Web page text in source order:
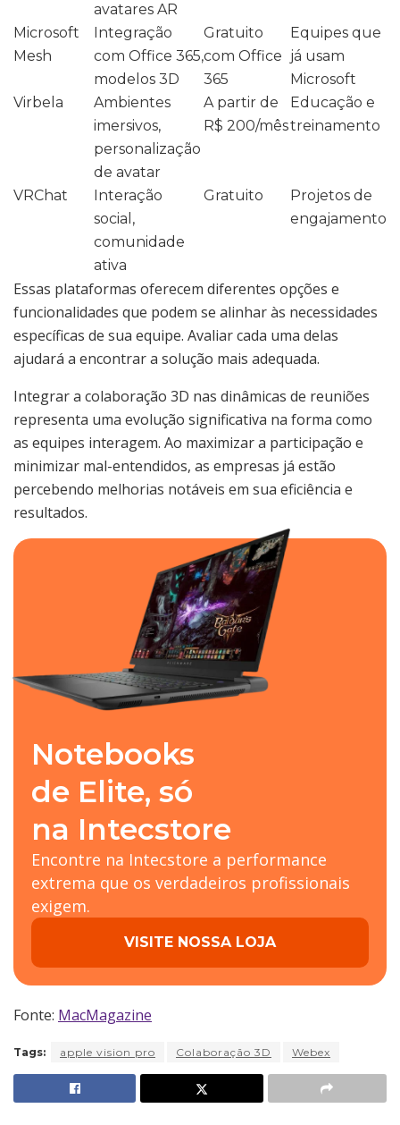
avatares AR
Microsoft
Mesh
Integração
com Office 365,
modelos 3D
Gratuito
com Office
365
Equipes que
já usam
Microsoft
Virbela
Ambientes
imersivos,
personalização
de avatar
A partir de
R$ 200/mês
Educação e
treinamento
VRChat
Interação
social,
comunidade
ativa
Gratuito
Projetos de
engajamento
Essas plataformas oferecem diferentes opções e
funcionalidades que podem se alinhar às necessidades
específicas de sua equipe. Avaliar cada uma delas
ajudará a encontrar a solução mais adequada.
Integrar a colaboração 3D nas dinâmicas de reuniões
representa uma evolução significativa na forma como
as equipes interagem. Ao maximizar a participação e
minimizar mal-entendidos, as empresas já estão
percebendo melhorias notáveis em sua eficiência e
resultados.
Notebooks
de Elite, só
na Intecstore
Encontre na Intecstore a performance
extrema que os verdadeiros profissionais
exigem.
VISITE NOSSA LOJA
Fonte: MacMagazine
Tags: apple vision pro Colaboração 3D Webex